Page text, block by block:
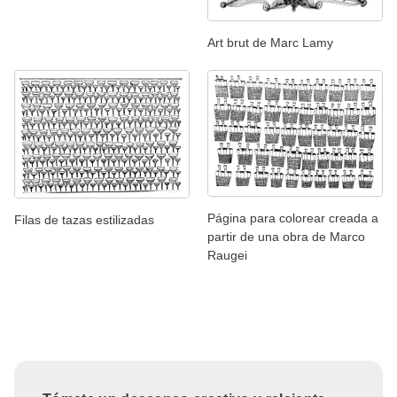
Art brut de Marc Lamy
Filas de tazas estilizadas
Página para colorear creada a
partir de una obra de Marco
Raugei